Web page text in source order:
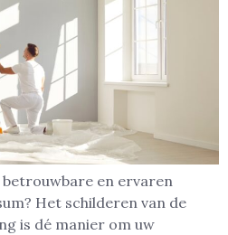
betrouwbare en ervaren
Het schilderen van de
is dé manier om uw